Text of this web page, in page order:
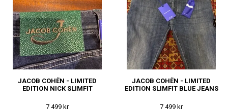
JACOB COHËN - LIMITED
EDITION NICK SLIMFIT
7 499 kr
JACOB COHËN - LIMITED
EDITION SLIMFIT BLUE JEANS
7 499 kr